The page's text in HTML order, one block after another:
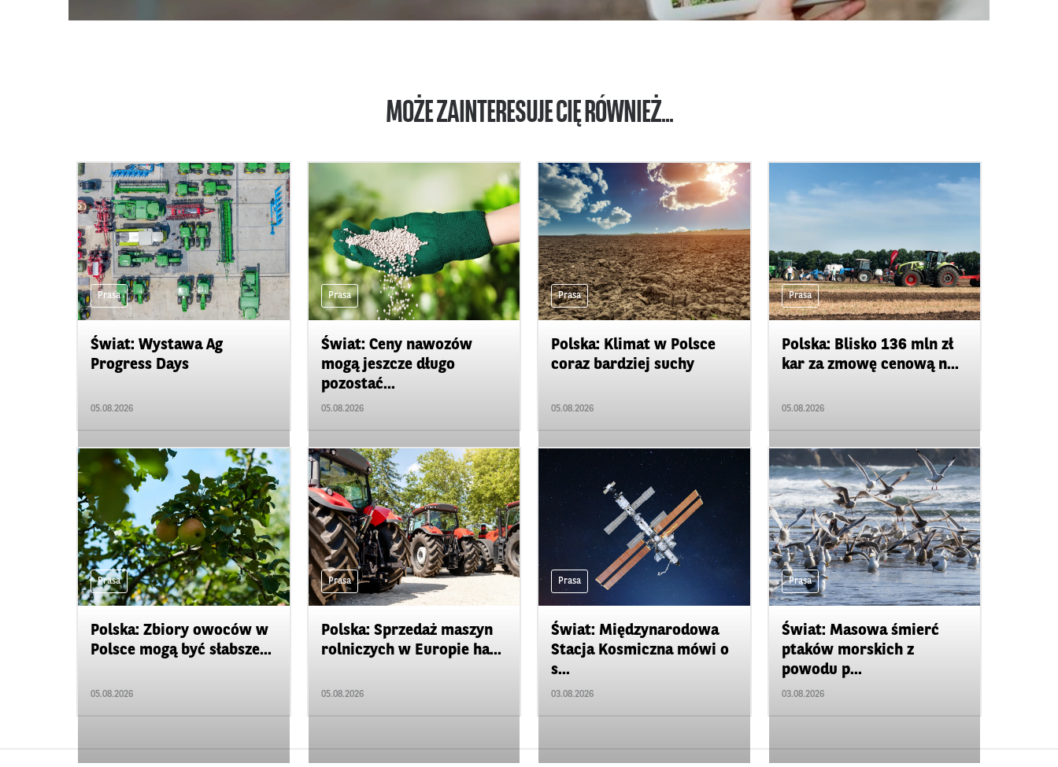
MOŻE ZAINTERESUJE CIĘ RÓWNIEŻ...
Prasa
Świat: Wystawa Ag
Progress Days
05.08.2026
Prasa
Świat: Ceny nawozów
mogą jeszcze długo
pozostać...
05.08.2026
Prasa
Polska: Klimat w Polsce
coraz bardziej suchy
05.08.2026
Prasa
Polska: Blisko 136 mln zł
kar za zmowę cenową n...
05.08.2026
Prasa
Polska: Zbiory owoców w
Polsce mogą być słabsze...
05.08.2026
Prasa
Polska: Sprzedaż maszyn
rolniczych w Europie ha...
05.08.2026
Prasa
Świat: Międzynarodowa
Stacja Kosmiczna mówi o
s...
03.08.2026
Prasa
Świat: Masowa śmierć
ptaków morskich z
powodu p...
03.08.2026